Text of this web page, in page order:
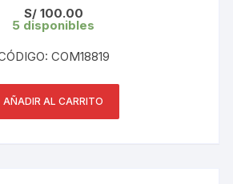
S/100.00
5 disponibles
COM18819
AÑADIR AL CARRITO